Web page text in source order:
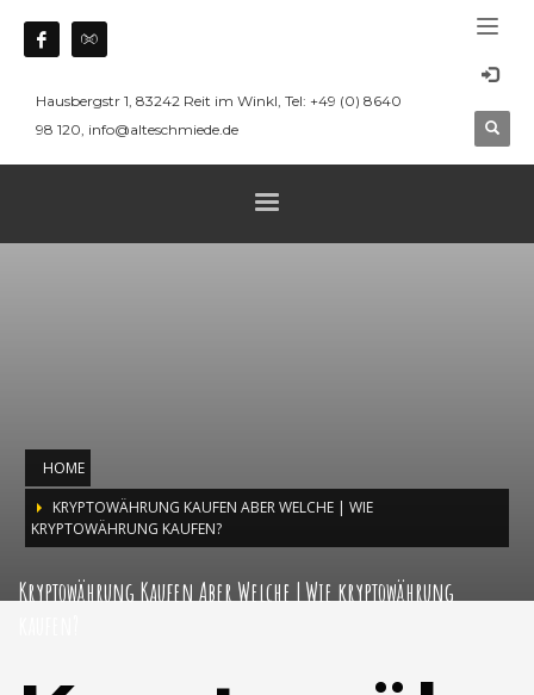
Hausbergstr 1, 83242 Reit im Winkl, Tel: +49 (0) 8640
98 120, info@alteschmiede.de
HOME
KRYPTOWÄHRUNG KAUFEN ABER WELCHE | WIE
KRYPTOWÄHRUNG KAUFEN?
Kryptowährung Kaufen Aber Welche | Wie kryptowährung